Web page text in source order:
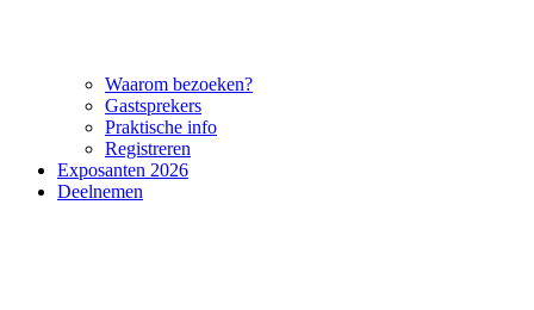
Waarom bezoeken?
Gastsprekers
Praktische info
Registreren
Exposanten 2026
Deelnemen